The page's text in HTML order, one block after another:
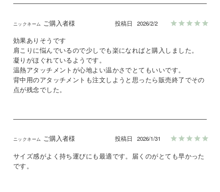
ご購入者様 投稿日 2026/2/2
効果ありそうです
肩こりに悩んでいるので少しでも楽になればと購入しました。
凝りがほぐれているようです。
温熱アタッチメントが心地よい温かさでとてもいいです。
背中用のアタッチメントも注文しようと思ったら販売終了でその
点が残念でした。
ご購入者様 投稿日 2026/1/31
サイズ感がよく持ち運びにも最適です。届くのがとても早かった
です。